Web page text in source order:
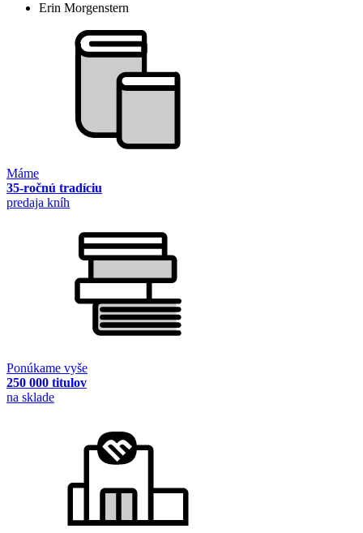
Erin Morgenstern
Máme
35-ročnú tradíciu
predaja kníh
Ponúkame vyše
250 000 titulov
na sklade